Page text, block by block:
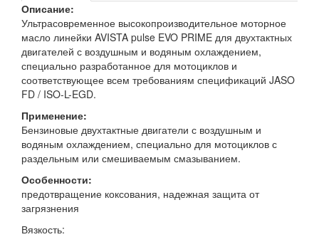
Описание:
Ультрасовременное высокопроизводительное моторное
масло линейки AVISTA pulse EVO PRIME для двухтактных
двигателей с воздушным и водяным охлаждением,
специально разработанное для мотоциклов и
соответствующее всем требованиям спецификаций JASO
FD / ISO-L-EGD.
Применение:
Бензиновые двухтактные двигатели с воздушным и
водяным охлаждением, специально для мотоциклов с
раздельным или смешиваемым смазыванием.
Особенности:
предотвращение коксования, надежная защита от
загрязнения
Вязкость: